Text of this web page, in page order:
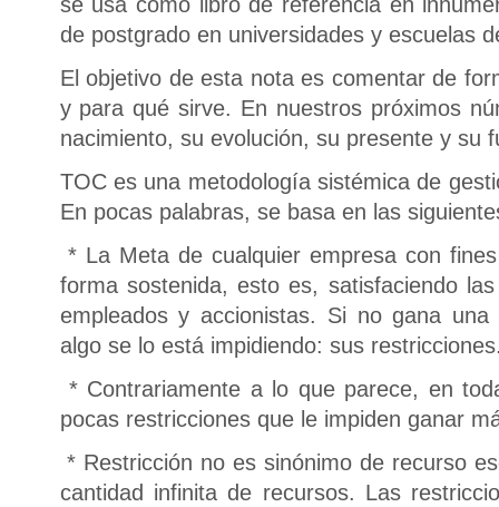
de postgrado en universidades y escuelas
El objetivo de esta nota es comentar de
y para qué sirve. En nuestros próximos
nacimiento, su evolución, su presente y su
TOC es una metodología sistémica de
En pocas palabras, se basa en las
* La Meta de cualquier empresa con
forma sostenida, esto es, satisfaciendo
empleados y accionistas. Si no gana
algo se lo está impidiendo: sus
* Contrariamente a lo que parece, en
pocas restricciones que le impiden ganar
* Restricción no es sinónimo de recurso
cantidad infinita de recursos. Las